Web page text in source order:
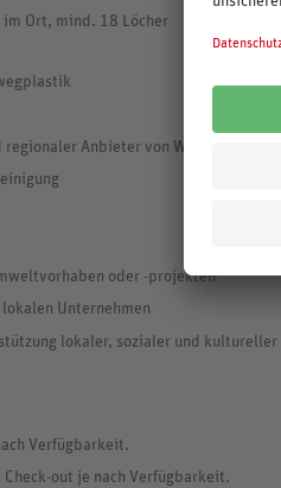
Ort, mind. 18 Löcher
regionaler Anbieter von Waren und
oder -projekten
Unternehmen
lokaler, sozialer und
Verfügbarkeit.
Check-out je nach Verfügbarkeit.